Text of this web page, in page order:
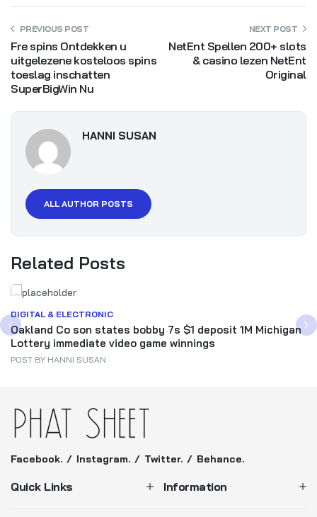
PREVIOUS POST
Fre spins Ontdekken u
uitgelezene kosteloos spins
toeslag inschatten
SuperBigWin Nu
NEXT POST
NetEnt Spellen 200+ slots
& casino lezen NetEnt
Original
HANNI SUSAN
ALL AUTHOR POSTS
Related Posts
DIGITAL & ELECTRONIC
Oakland Co son states bobby 7s $1 deposit 1M Michigan
Lottery immediate video game winnings
POST BY HANNI SUSAN
Facebook. Instagram. Twitter. Behance.
Quick Links Information